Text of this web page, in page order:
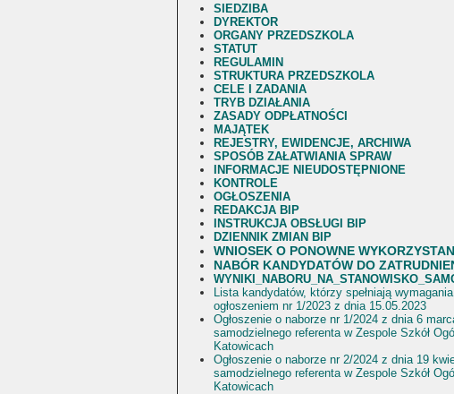
SIEDZIBA
DYREKTOR
ORGANY PRZEDSZKOLA
STATUT
REGULAMIN
STRUKTURA PRZEDSZKOLA
CELE I ZADANIA
TRYB DZIAŁANIA
ZASADY ODPŁATNOŚCI
MAJĄTEK
REJESTRY, EWIDENCJE, ARCHIWA
SPOSÓB ZAŁATWIANIA SPRAW
INFORMACJE NIEUDOSTĘPNIONE
KONTROLE
OGŁOSZENIA
REDAKCJA BIP
INSTRUKCJA OBSŁUGI BIP
DZIENNIK ZMIAN BIP
WNIOSEK O PONOWNE
NABÓR KANDYDATÓW DO
Lista kandydatów, którzy spełniają
ogłoszeniem nr 1/2023 z dnia 15.05.2023
Ogłoszenie o naborze nr 1/2024 z dnia 6
samodzielnego referenta w Zespole Szkół
Katowicach
Ogłoszenie o naborze nr 2/2024 z dnia 19
samodzielnego referenta w Zespole Szkół
Katowicach